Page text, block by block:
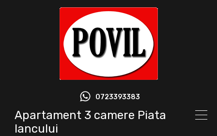
0723393383
Apartament 3 camere Piata
Iancului